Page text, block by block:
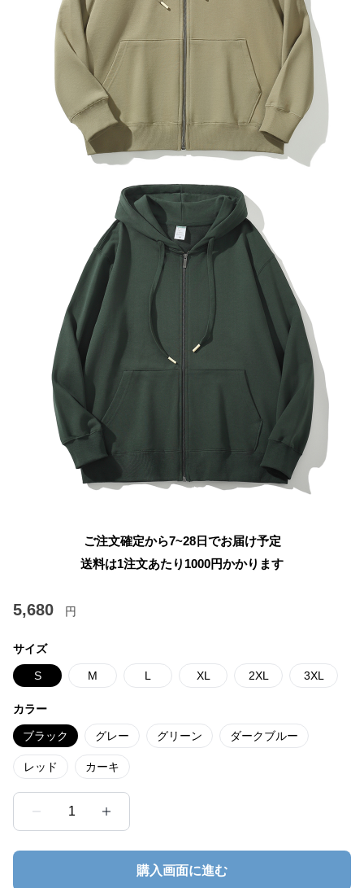
ご注文確定から7~28日でお届け予定
送料は1注文あたり 1000円かかります
5,680 円
サイズ
S M L XL 2XL 3XL
カラー
ブラック グレー グリーン ダークブルー
レッド カーキ
1
購入画面に進む